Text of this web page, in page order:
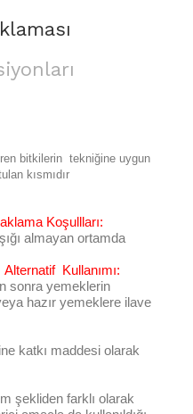
bitkilerin tekniğine uygun
kısmıdır
Koşullları:
almayan ortamda
Kullanımı:
sonra yemeklerin
hazır yemeklere ilave
katkı maddesi olarak
şekliden farklı olarak